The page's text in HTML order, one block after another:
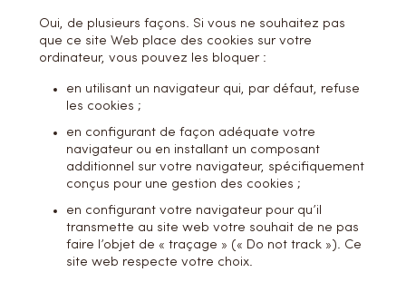
Oui, de plusieurs façons. Si vous ne souhaitez pas
que ce site Web place des cookies sur votre
ordinateur, vous pouvez les bloquer :
en utilisant un navigateur qui, par défaut, refuse
les cookies ;
en configurant de façon adéquate votre
navigateur ou en installant un composant
additionnel sur votre navigateur, spécifiquement
conçus pour une gestion des cookies ;
en configurant votre navigateur pour qu’il
transmette au site web votre souhait de ne pas
faire l’objet de « traçage » (« Do not track »). Ce
site web respecte votre choix.